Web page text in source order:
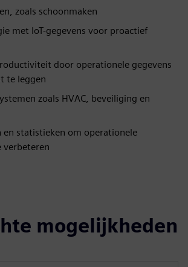
zoals schoonmaken
met IoT-gegevens voor proactief
door operationele gegevens
te leggen
zoals HVAC, beveiliging en
en statistieken om operationele
verbeteren
mogelijkheden